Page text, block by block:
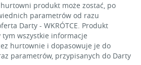
produkt może zostać, po
parametrów od razu
Darty - WKRÓTCE. Produkt
wszystkie informacje
hurtownie i dopasowuje je do
parametrów, przypisanych do Darty